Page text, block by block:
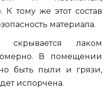
тому же этот состав
материала.
скрывается лаком
В помещении
быть пыли и грязи,
испорчена.